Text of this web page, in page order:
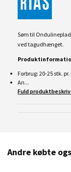
Søm til
ved tagudhænget.
Forbrug: 20-25 stk.
An...
Fuld
Andre købte